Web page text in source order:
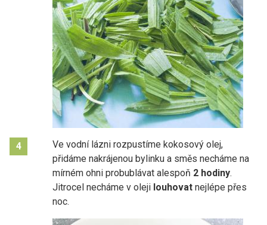
4
Ve vodní lázni rozpustíme kokosový olej,
přidáme nakrájenou bylinku a směs necháme na
mírném ohni probublávat alespoň 2 hodiny.
Jitrocel necháme v oleji louhovat nejlépe přes
noc.